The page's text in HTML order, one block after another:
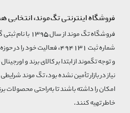
فروشگاه اینترنتی تگ‌موند، انتخابی
فروشگاه تگ موند
شماره ثبت 494131، فعالیت
و توجه تگموند از ابتدا بر کالای برند و
نیاز در بازار تأمین نشده بود، تگ موند
امکان را داشته باشند تا به‌راحتی محصولات
خاطر تهیه کنند.